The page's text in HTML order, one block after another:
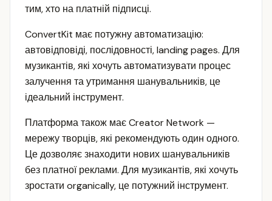
тим, хто на платній підписці.
ConvertKit має потужну автоматизацію:
автовідповіді, послідовності, landing pages. Для
музикантів, які хочуть автоматизувати процес
залучення та утримання шанувальників, це
ідеальний інструмент.
Платформа також має Creator Network —
мережу творців, які рекомендують один одного.
Це дозволяє знаходити нових шанувальників
без платної реклами. Для музикантів, які хочуть
зростати organically, це потужний інструмент.